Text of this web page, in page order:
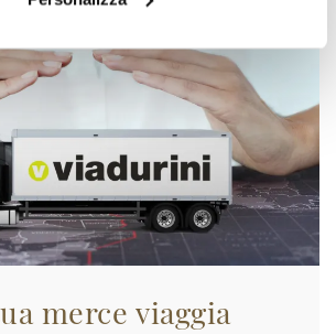
merce viaggia